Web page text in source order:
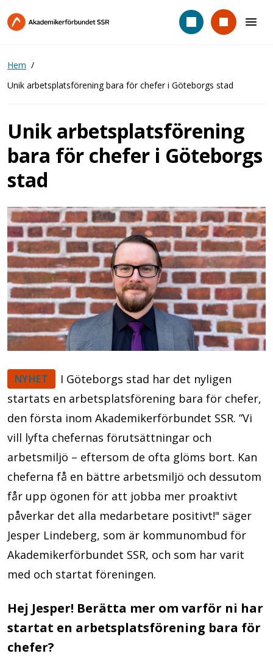
till
Hem
Unik arbetsplatsförening bara för chefer i Göteborgs stad
Unik arbetsplatsförening
bara för chefer i Göteborgs
stad
NYHET
I Göteborgs stad har det nyligen
startats en arbetsplatsförening bara för chefer,
den första inom Akademikerförbundet SSR. ”Vi
vill lyfta chefernas förutsättningar och
arbetsmiljö – eftersom de ofta glöms bort. Kan
cheferna få en bättre arbetsmiljö och dessutom
får upp ögonen för att jobba mer proaktivt
påverkar det alla medarbetare positivt!" säger
Jesper Lindeberg, som är kommunombud för
Akademikerförbundet SSR, och som har varit
med och startat föreningen.
Hej Jesper! Berätta mer om varför ni har
startat en arbetsplatsförening bara för
chefer?